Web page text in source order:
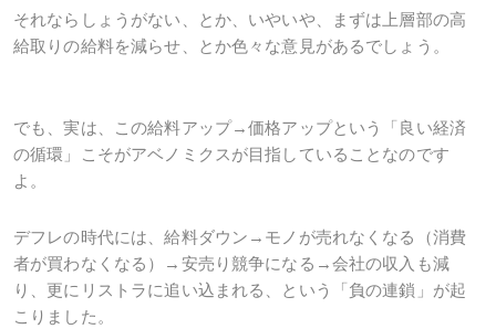
それならしょうがない、とか、いやいや、まずは上層部の高
給取りの給料を減らせ、とか色々な意見があるでしょう。
でも、実は、この給料アップ→価格アップという「良い経済
の循環」こそがアベノミクスが目指していることなのです
よ。
デフレの時代には、給料ダウン→モノが売れなくなる（消費
者が買わなくなる）→安売り競争になる→会社の収入も減
り、更にリストラに追い込まれる、という「負の連鎖」が起
こりました。